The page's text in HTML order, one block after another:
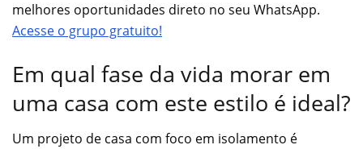
melhores oportunidades direto no seu WhatsApp.
Acesse o grupo gratuito!
Em qual fase da vida morar em
uma casa com este estilo é ideal?
Um projeto de casa com foco em isolamento é